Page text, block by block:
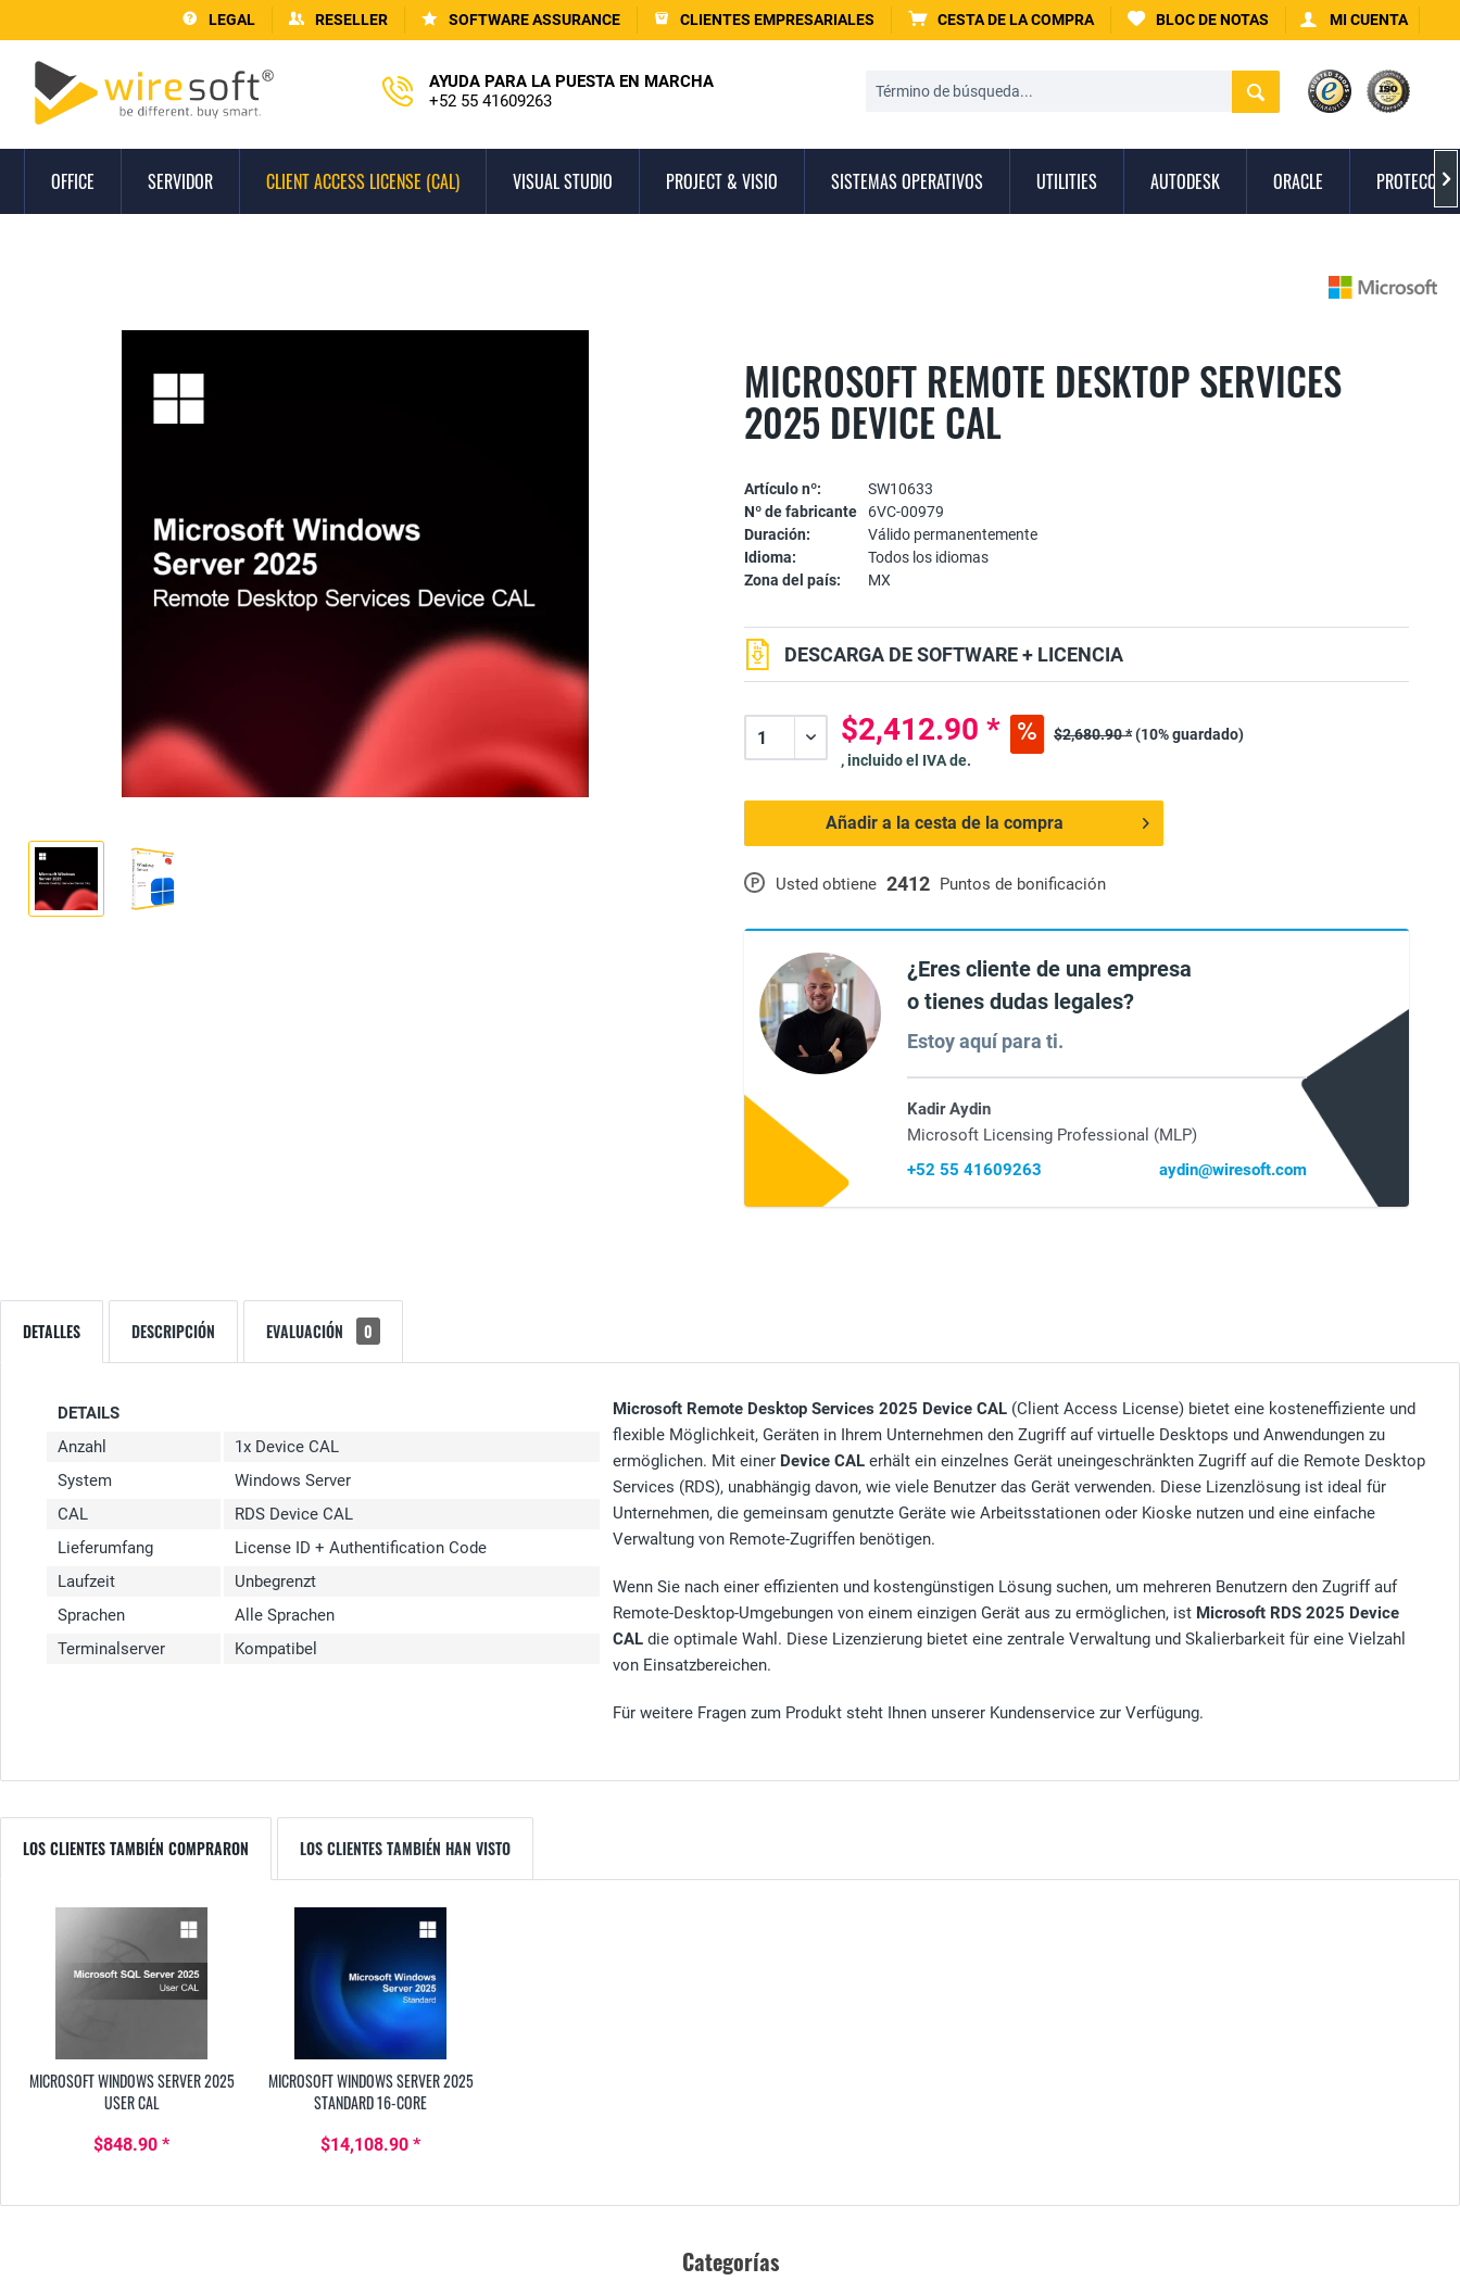
LEGAL RESELLER SOFTWARE ASSURANCE CLIENTES EMPRESARIALES CESTA DE LA COMPRA BLOC DE NOTAS MI CUENTA
AYUDA PARA LA PUESTA EN MARCHA
+52 55 41609263
OFFICE SERVIDOR CLIENT ACCESS LICENSE (CAL) VISUAL STUDIO PROJECT & VISIO SISTEMAS OPERATIVOS UTILITIES AUTODESK ORACLE 
MICROSOFT REMOTE DESKTOP SERVICES
2025 DEVICE CAL
Artículo nº:
SW10633
Nº de fabricante
6VC-00979
Duración:
Válido permanentemente
Idioma:
Todos los idiomas
Zona del país:
MX
P Usted obtiene 2412 Puntos de bonificación
DESCARGA DE SOFTWARE + LICENCIA
$2,412.90 * $2,680.90 *(10% guardado)
, incluido el IVA de.
Añadir a la cesta de la compra
¿Eres cliente de una empresa
o tienes dudas legales?
Estoy aquí para ti.
Kadir Aydin
Microsoft Licensing Professional (MLP)
+52 55 41609263
aydin@wiresoft.com
DETALLES DESCRIPCIÓN EVALUACIÓN 0
DETAILS
Anzahl
1x Device CAL
System
Windows Server
CAL
RDS Device CAL
Lieferumfang
License ID + Authentification Code
Laufzeit
Unbegrenzt
Sprachen
Alle Sprachen
Terminalserver
Kompatibel
Microsoft Remote Desktop Services 2025 Device CAL (Client Access License) bietet eine kosteneffiziente und
flexible Möglichkeit, Geräten in Ihrem Unternehmen den Zugriff auf virtuelle Desktops und Anwendungen zu
ermöglichen. Mit einer Device CAL erhält ein einzelnes Gerät uneingeschränkten Zugriff auf die Remote Desktop
Services (RDS), unabhängig davon, wie viele Benutzer das Gerät verwenden. Diese Lizenzlösung ist ideal für
Unternehmen, die gemeinsam genutzte Geräte wie Arbeitsstationen oder Kioske nutzen und eine einfache
Verwaltung von Remote-Zugriffen benötigen.
Wenn Sie nach einer effizienten und kostengünstigen Lösung suchen, um mehreren Benutzern den Zugriff auf
Remote-Desktop-Umgebungen von einem einzigen Gerät aus zu ermöglichen, ist Microsoft RDS 2025 Device
CAL die optimale Wahl. Diese Lizenzierung bietet eine zentrale Verwaltung und Skalierbarkeit für eine Vielzahl
von Einsatzbereichen.
Für weitere Fragen zum Produkt steht Ihnen unserer Kundenservice zur Verfügung.
LOS CLIENTES TAMBIÉN COMPRARON LOS CLIENTES TAMBIÉN HAN VISTO
MICROSOFT WINDOWS SERVER 2025
USER CAL
$848.90 *
MICROSOFT WINDOWS SERVER 2025
STANDARD 16-CORE
$14,108.90 *
Categorías